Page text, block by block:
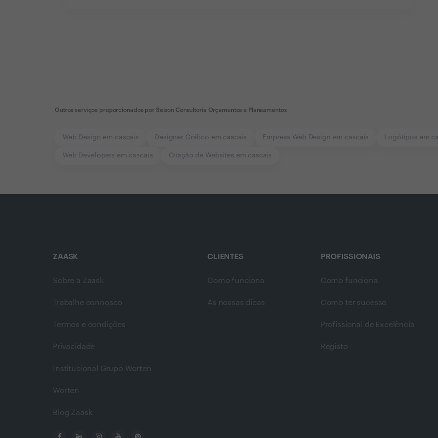
Outros serviços proporcionados por Seison Consultoria Orçamentos e Planeamentos
Web Design em cascais Designer Gráfico em cascais Empresa Web Design em cascais Logótipos em
Web Developers em cascais Criação de Websites em cascais
ZAASK
Sobre a Zaask
Trabalhe connosco
Termos e condições
Privacidade
Institucional Grupo Worten
Worten
Blog Zaask
CLIENTES
Como funciona
As nossas dicas
PROFISSIONAIS
Como funciona
Como ter sucesso
Profissional de Excelência
Registo